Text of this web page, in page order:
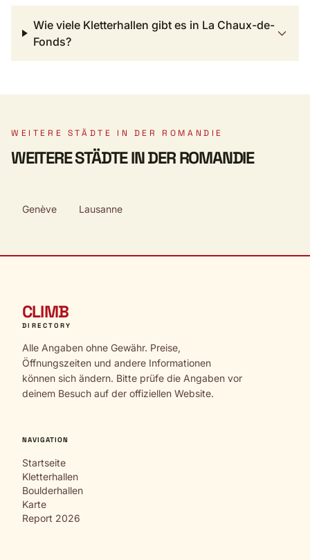
Wie viele Kletterhallen gibt es in La Chaux-de-
Fonds?
WEITERE STÄDTE IN DER ROMANDIE
WEITERE STÄDTE IN DER ROMANDIE
Genève Lausanne
CLIMB
DIRECTORY
Alle Angaben ohne Gewähr. Preise,
Öffnungszeiten und andere Informationen
können sich ändern. Bitte prüfe die Angaben vor
deinem Besuch auf der offiziellen Website.
NAVIGATION
Startseite
Kletterhallen
Boulderhallen
Karte
Report 2026